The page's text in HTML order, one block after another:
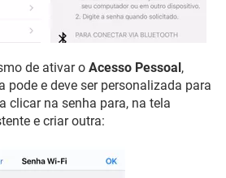
de ativar o Acesso Pessoal,
pode e deve ser personalizada para
clicar na senha para, na tela
e criar outra: